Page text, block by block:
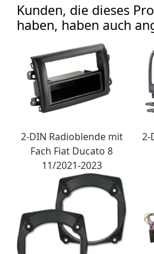
Kunden, die dieses
haben, haben auch
2-DIN Radioblende mit
Fach Fiat Ducato 8
11/2021-2023
2-